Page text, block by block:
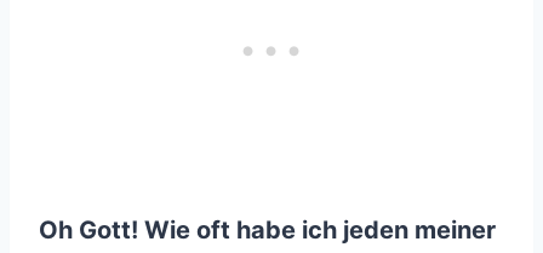
Oh Gott! Wie oft habe ich jeden meiner